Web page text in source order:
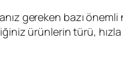
gereken bazı
ürünlerin türü,